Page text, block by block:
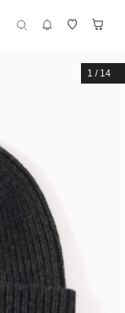
1 / 14